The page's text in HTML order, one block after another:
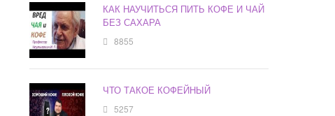
КАК НАУЧИТЬСЯ ПИТЬ КОФЕ И ЧАЙ
БЕЗ САХАРА
8855
ЧТО ТАКОЕ КОФЕЙНЫЙ
5257